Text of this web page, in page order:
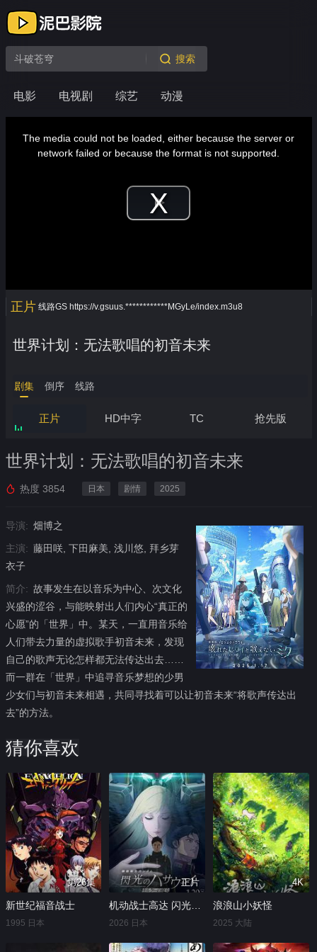
电影 电视剧 综艺 动漫
搜索
Play
modalThe media could not be loaded, either because the server or
network failed or because the format is not supported.
正片 线路GS https://v.gsuus.************MGyLe/index.m3u8
世界计划：无法歌唱的初音未来
剧集 倒序 线路
正片 HD中字 TC 抢先版
世界计划：无法歌唱的初音未来
热度 3854 日本 剧情 2025
导演: 畑博之
主演: 藤田咲, 下田麻美, 浅川悠, 拜乡芽
衣子
简介: 故事发生在以音乐为中心、次文化
兴盛的涩谷，与能映射出人们内心“真正的
心愿”的「世界」中。某天，一直用音乐给
人们带去力量的虚拟歌手初音未来，发现
自己的歌声无论怎样都无法传达出去……
而一群在「世界」中追寻音乐梦想的少男
少女们与初音未来相遇，共同寻找着可以让初音未来“将歌声传达出
去”的方法。
猜你喜欢
第26集
新世纪福音战士
1995 日本
正片
机动战士高达 闪光的哈萨维 喀耳刻的魔女
2026 日本
4K
浪浪山小妖怪
2025 大陆